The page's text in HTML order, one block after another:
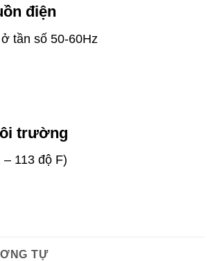
điện
tần số 50-60Hz
trường
113 độ F)
TỰ